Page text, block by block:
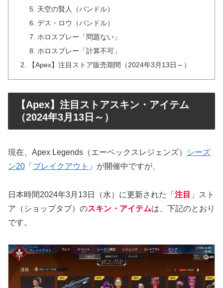
天空の賢人（バンドル）
デス・ロウ（バンドル）
ホロスプレー「問題ない」
ホロスプレー「計算不可」
【Apex】注目ストア販売期間（2024年3月13日～）
【Apex】注目ストアスキン・アイテム
（2024年3月13日～）
現在、Apex Legends（エーペックスレジェンズ）
シーズ
ン20 「 ブレイクアウト 」が開催中ですが、
日本時間2024年3月13日（水）に更新された「 注目 」スト
ア（ショップタブ）のスキン・アイテムは、下記のとおり
です。